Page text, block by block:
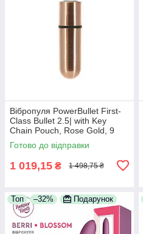
Вібропуля PowerBullet First-
Class Bullet 2.5| with Key
Chain Pouch, Rose Gold, 9
режимів вібрації
Готово до відправки
1 019,15 ₴ 1 498,75 ₴
Топ –32% Подарунок